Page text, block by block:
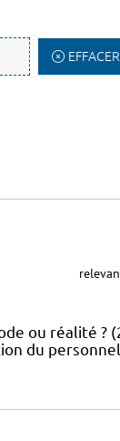
EFFACER
ou réalité ?
du